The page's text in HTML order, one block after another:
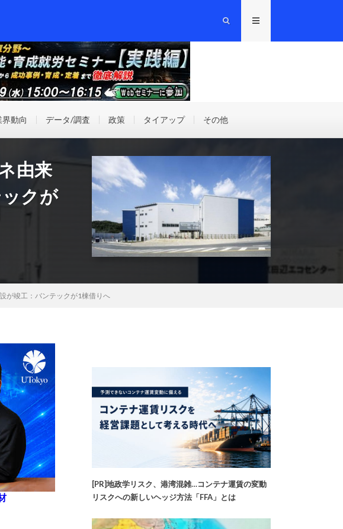
動向 データ/調査 政策 タイアップ その他
由来
クが
が竣工：バンテックが1棟借りへ
[PR]地政学リスク、港湾混雑…コンテナ運賃の変動
リスクへの新しいヘッジ方法「FFA」とは